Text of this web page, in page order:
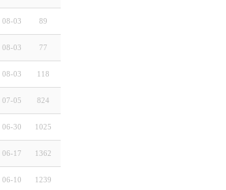
08-03 89
08-03 77
08-03 118
07-05 824
06-30 1025
06-17 1362
06-10 1239